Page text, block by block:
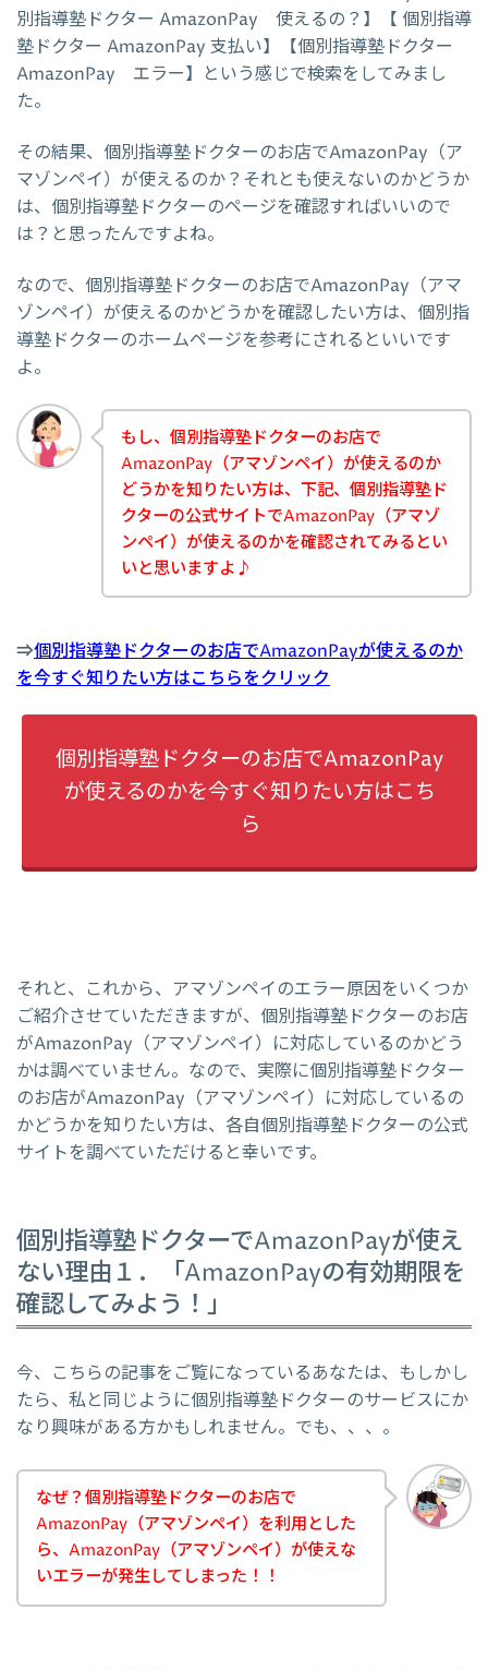
別指導塾ドクター AmazonPay 使えるの？】【 個別指導
塾ドクター AmazonPay 支払い】【個別指導塾ドクター
AmazonPay エラー】という感じで検索をしてみまし
た。
その結果、個別指導塾ドクターのお店でAmazonPay（ア
マゾンペイ）が使えるのか？それとも使えないのかどうか
は、個別指導塾ドクターのページを確認すればいいので
は？と思ったんですよね。
なので、個別指導塾ドクターのお店でAmazonPay（アマ
ゾンペイ）が使えるのかどうかを確認したい方は、個別指
導塾ドクターのホームページを参考にされるといいです
よ。
もし、個別指導塾ドクターのお店で
AmazonPay（アマゾンペイ）が使えるのか
どうかを知りたい方は、下記、個別指導塾ド
クターの公式サイトでAmazonPay（アマゾ
ンペイ）が使えるのかを確認されてみるとい
いと思いますよ♪
⇒個別指導塾ドクターのお店でAmazonPayが使えるのか
を今すぐ知りたい方はこちらをクリック
個別指導塾ドクターのお店でAmazonPay
が使えるのかを今すぐ知りたい方はこち
ら
それと、これから、アマゾンペイのエラー原因をいくつか
ご紹介させていただきますが、個別指導塾ドクターのお店
がAmazonPay（アマゾンペイ）に対応しているのかどう
かは調べていません。なので、実際に個別指導塾ドクター
のお店がAmazonPay（アマゾンペイ）に対応しているの
かどうかを知りたい方は、各自個別指導塾ドクターの公式
サイトを調べていただけると幸いです。
個別指導塾ドクターでAmazonPayが使え
ない理由１．「AmazonPayの有効期限を
確認してみよう！」
今、こちらの記事をご覧になっているあなたは、もしかし
たら、私と同じように個別指導塾ドクターのサービスにか
なり興味がある方かもしれません。でも、、、。
なぜ？個別指導塾ドクターのお店で
AmazonPay（アマゾンペイ）を利用とした
ら、AmazonPay（アマゾンペイ）が使えな
いエラーが発生してしまった！！